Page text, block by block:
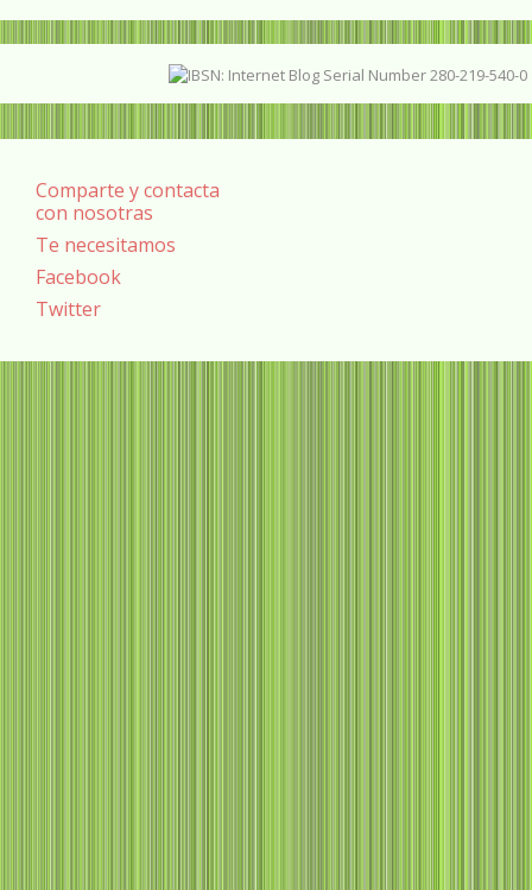
Comparte y contacta
con nosotras
Te necesitamos
Facebook
Twitter